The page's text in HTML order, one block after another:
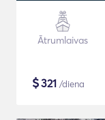
Ātrumlaivas
$321 /diena